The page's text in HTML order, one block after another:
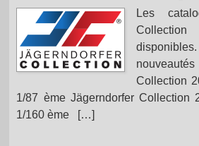
Les
Collection
1/87 ème Jägerndorfer Collection
1/160 ème […]